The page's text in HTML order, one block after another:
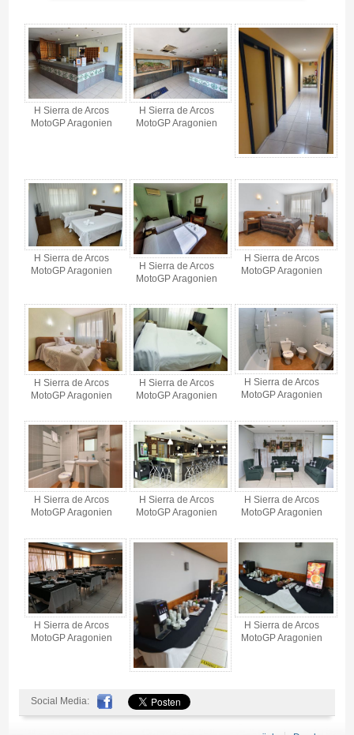
H Sierra de Arcos
MotoGP Aragonien
H Sierra de Arcos
MotoGP Aragonien
H Sierra de Arcos
MotoGP Aragonien
H Sierra de Arcos
MotoGP Aragonien
H Sierra de Arcos
MotoGP Aragonien
H Sierra de Arcos
MotoGP Aragonien
H Sierra de Arcos
MotoGP Aragonien
H Sierra de Arcos
MotoGP Aragonien
H Sierra de Arcos
MotoGP Aragonien
H Sierra de Arcos
MotoGP Aragonien
H Sierra de Arcos
MotoGP Aragonien
H Sierra de Arcos
MotoGP Aragonien
H Sierra de Arcos
MotoGP Aragonien
Social Media: